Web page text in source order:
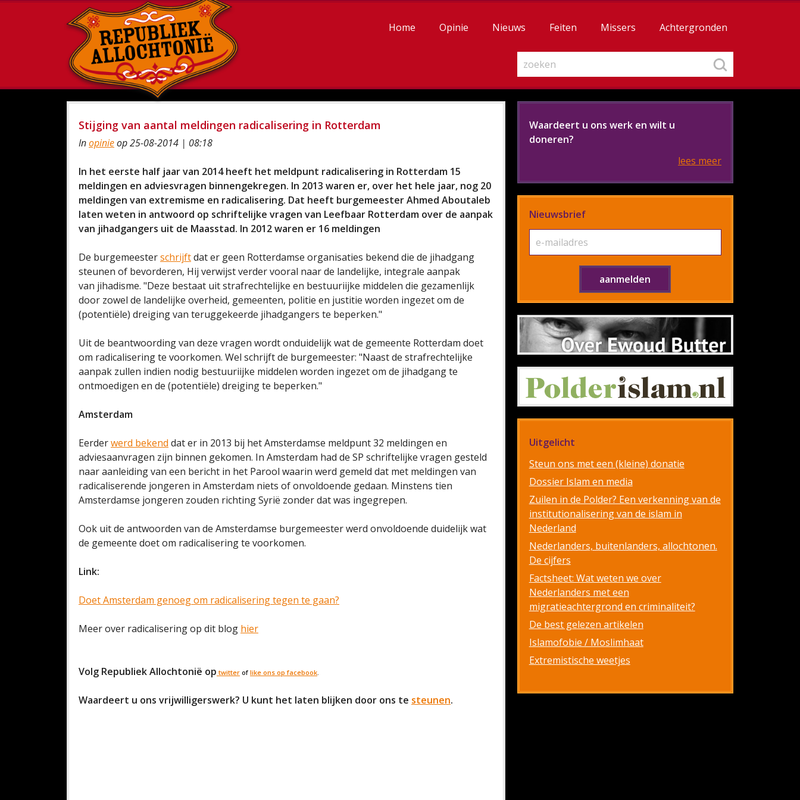
Home Opinie Nieuws Feiten Missers Achtergronden
Stijging van aantal meldingen radicalisering in Rotterdam
Inopinieop 25-08-2014 | 08:18
In het eerste half jaar van 2014 heeft het meldpunt radicalisering in Rotterdam 15
meldingen en adviesvragen binnengekregen. In 2013 waren er, over het hele jaar, nog 20
meldingen van extremisme en radicalisering. Dat heeft burgemeester Ahmed Aboutaleb
laten weten in antwoord op schriftelijke vragen van Leefbaar Rotterdam over de aanpak
van jihadgangers uit de Maasstad. In 2012 waren er 16 meldingen
De burgemeesterschrijftdat er geen Rotterdamse organisaties bekend die de jihadgang
steunen of bevorderen, Hij verwijst verder vooral naar de landelijke, integrale aanpak
van jihadisme. "Deze bestaat uit strafrechtelijke en bestuuriijke middelen die gezamenlijk
door zowel de landelijke overheid, gemeenten, politie en justitie worden ingezet om de
(potentiële) dreiging van teruggekeerde jihadgangers te beperken."
Uit de beantwoording van deze vragen wordt onduidelijk wat de gemeente Rotterdam doet
om radicalisering te voorkomen. Wel schrijft de burgemeester: "Naast de strafrechtelijke
aanpak zullen indien nodig bestuuriijke middelen worden ingezet om de jihadgang te
ontmoedigen en de (potentiële) dreiging te beperken."
Amsterdam
Eerderwerd bekend dat er in 2013 bij het Amsterdamse meldpunt 32 meldingen en
adviesaanvragen zijn binnen gekomen. In Amsterdam had de SP schriftelijke vragen gesteld
naar aanleiding van een bericht in het Parool waarin werd gemeld dat met meldingen van
radicaliserende jongeren in Amsterdam niets of onvoldoende gedaan. Minstens tien
Amsterdamse jongeren zouden richting Syrië zonder dat was ingegrepen.
Ook uit de antwoorden van de Amsterdamse burgemeester werd onvoldoende duidelijk wat
de gemeente doet om radicalisering te voorkomen.
Link:
Doet Amsterdam genoeg om radicalisering tegen te gaan?
Meer over radicalisering op dit blog hier
Volg Republiek Allochtonië op twitter of like ons op facebook.
Waardeert u ons vrijwilligerswerk? U kunt het laten blijken door ons te steunen.
Waardeert u ons werk en wilt u
doneren?
lees meer
Nieuwsbrief
Uitgelicht
Steun ons met een (kleine) donatie
Dossier Islam en media
Zuilen in de Polder? Een verkenning van de
institutionalisering van de islam in
Nederland
Nederlanders, buitenlanders, allochtonen.
De cijfers
Factsheet: Wat weten we over
Nederlanders met een
migratieachtergrond en criminaliteit?
De best gelezen artikelen
Islamofobie / Moslimhaat
Extremistische weetjes